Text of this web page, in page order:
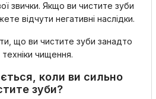
звички. Якщо ви чистите зуби
відчути негативні наслідки.
що ви чистите зуби занадто
чищення.
коли ви сильно
зуби?